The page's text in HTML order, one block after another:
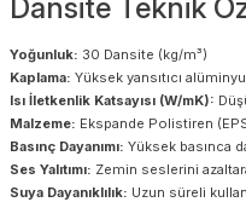
Dansite Teknik
Yoğunluk: 30 Dansite (kg/m³)
Kaplama: Yüksek yansıtıcı
Isı İletkenlik Katsayısı (W/mK):
Malzeme: Ekspande Polistiren
Basınç Dayanımı: Yüksek basınca
Ses Yalıtımı: Zemin seslerini
Suya Dayanıklılık: Uzun süreli